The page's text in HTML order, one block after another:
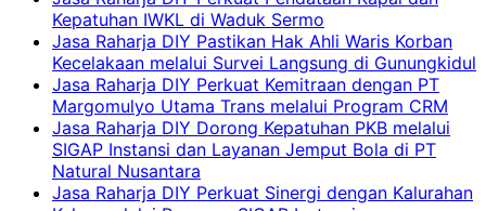
Kepatuhan IWKL di Waduk Sermo
Jasa Raharja DIY Pastikan Hak Ahli Waris Korban
Kecelakaan melalui Survei Langsung di Gunungkidul
Jasa Raharja DIY Perkuat Kemitraan dengan PT
Margomulyo Utama Trans melalui Program CRM
Jasa Raharja DIY Dorong Kepatuhan PKB melalui
SIGAP Instansi dan Layanan Jemput Bola di PT
Natural Nusantara
Jasa Raharja DIY Perkuat Sinergi dengan Kalurahan